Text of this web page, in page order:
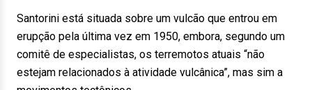
Santorini está situada sobre um vulcão que entrou em
erupção pela última vez em 1950, embora, segundo um
comitê de especialistas, os terremotos atuais “não
estejam relacionados à atividade vulcânica”, mas sim a